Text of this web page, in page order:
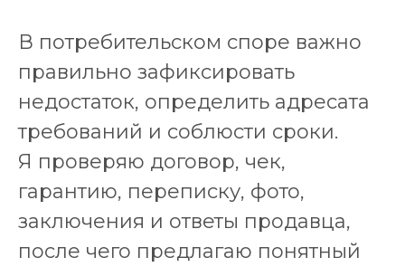
В потребительском споре важно
правильно зафиксировать
недостаток, определить адресата
требований и соблюсти сроки.
Я проверяю договор, чек,
гарантию, переписку, фото,
заключения и ответы продавца,
после чего предлагаю понятный